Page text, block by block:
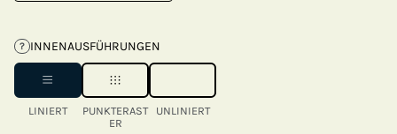
? INNENAUSFÜHRUNGEN
LINIERT
PUNKTERAST
ER
UNLINIERT